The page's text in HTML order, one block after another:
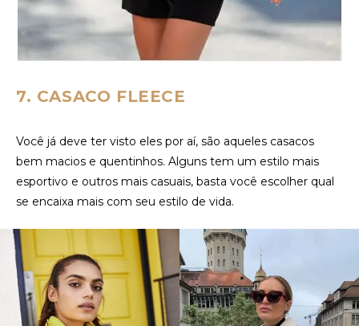
7. CASACO FLEECE
Você já deve ter visto eles por aí, são aqueles casacos
bem macios e quentinhos. Alguns tem um estilo mais
esportivo e outros mais casuais, basta você escolher qual
se encaixa mais com seu estilo de vida.